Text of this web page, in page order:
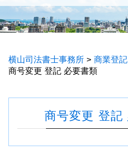
横山司法書士事務所 > 商業登
商号変更 登記 必要書類
商号変更 登記